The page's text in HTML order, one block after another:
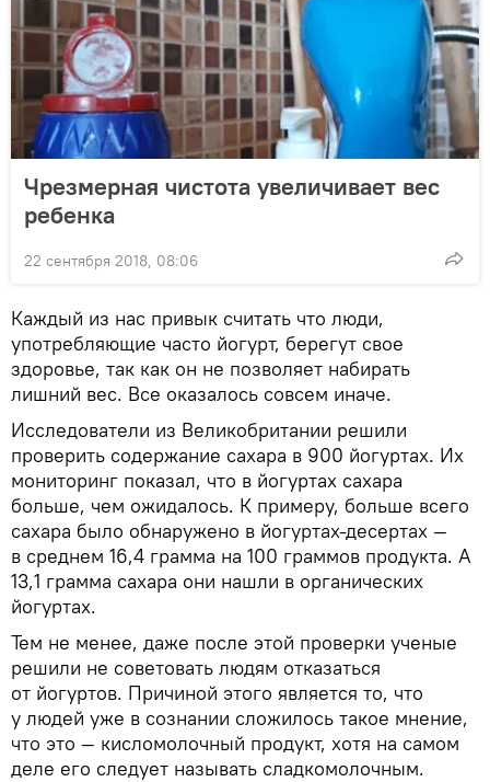
Чрезмерная чистота увеличивает вес
ребенка
22 сентября 2018, 08:06
Каждый из нас привык считать что люди,
употребляющие часто йогурт, берегут свое
здоровье, так как он не позволяет набирать
лишний вес. Все оказалось совсем иначе.
Исследователи из Великобритании решили
проверить содержание сахара в 900 йогуртах. Их
мониторинг показал, что в йогуртах сахара
больше, чем ожидалось. К примеру, больше всего
сахара было обнаружено в йогуртах-десертах —
в среднем 16,4 грамма на 100 граммов продукта. А
13,1 грамма сахара они нашли в органических
йогуртах.
Тем не менее, даже после этой проверки ученые
решили не советовать людям отказаться
от йогуртов. Причиной этого является то, что
у людей уже в сознании сложилось такое мнение,
что это — кисломолочный продукт, хотя на самом
деле его следует называть сладкомолочным.